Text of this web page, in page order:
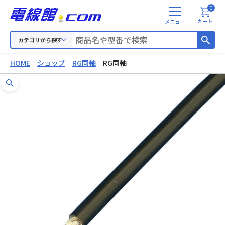
カテゴリから探す
メ
ニ
カート
0
HOME ショップ RG同軸 RG同軸